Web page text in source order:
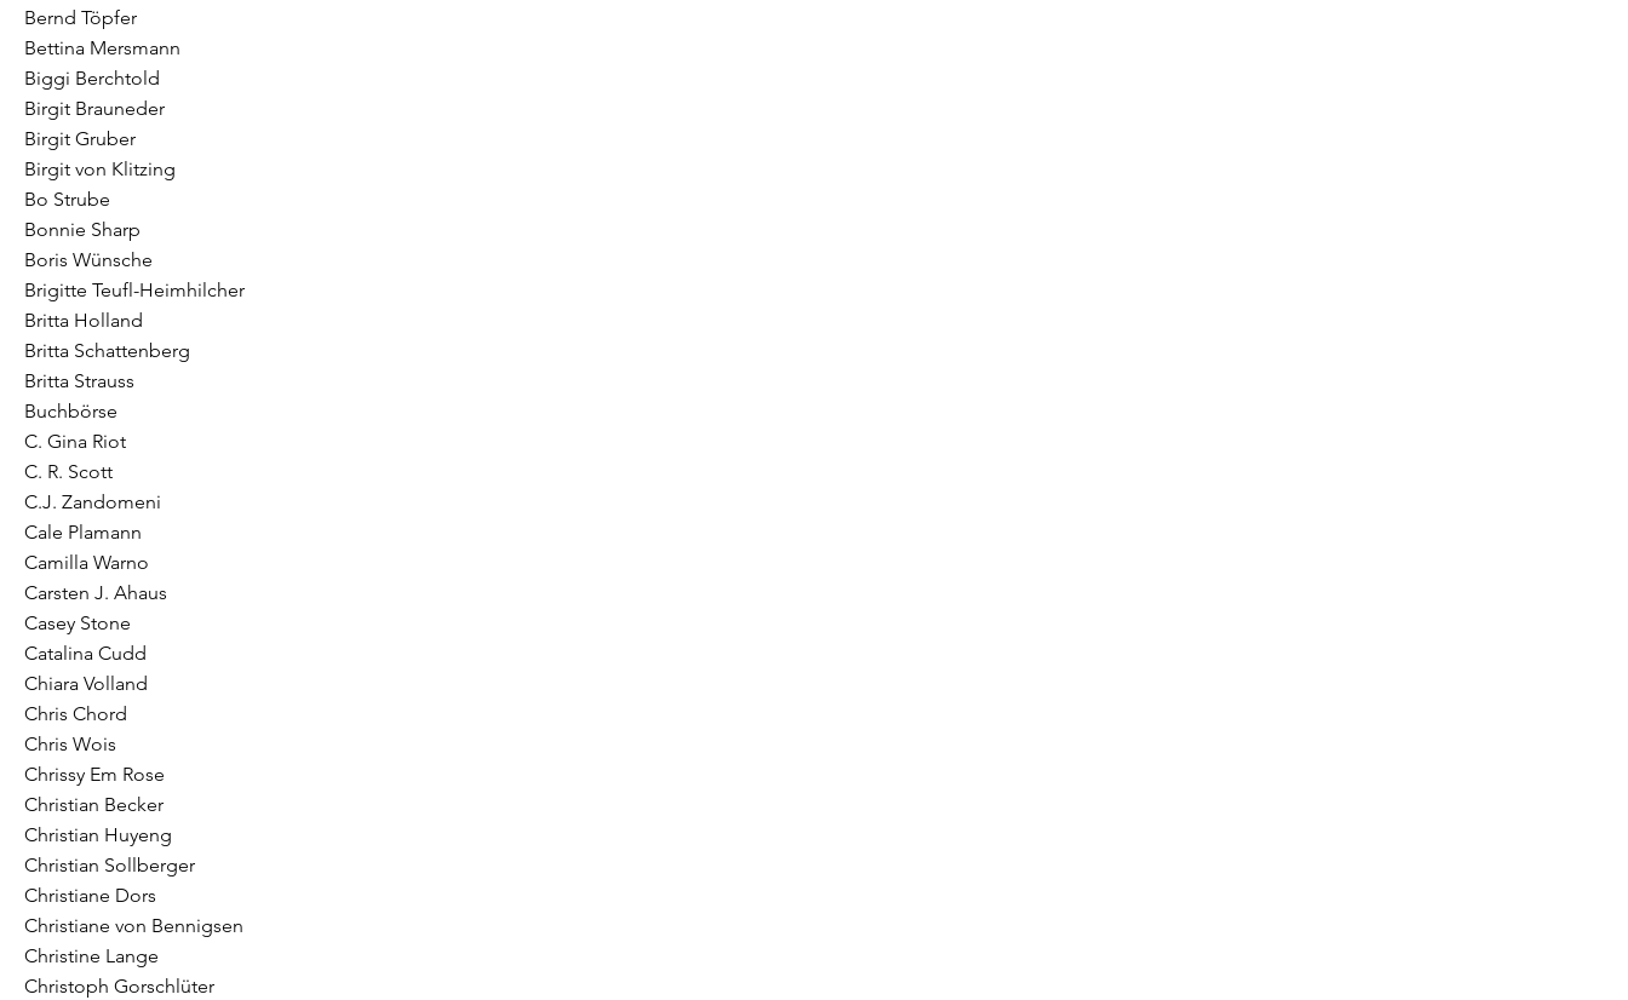
Bernd Töpfer
Bettina Mersmann
Biggi Berchtold
Birgit Brauneder
Birgit Gruber
Birgit von Klitzing
Bo Strube
Bonnie Sharp
Boris Wünsche
Brigitte Teufl-Heimhilcher
Britta Holland
Britta Schattenberg
Britta Strauss
Buchbörse
C. Gina Riot
C. R. Scott
C.J. Zandomeni
Cale Plamann
Camilla Warno
Carsten J. Ahaus
Casey Stone
Catalina Cudd
Chiara Volland
Chris Chord
Chris Wois
Chrissy Em Rose
Christian Becker
Christian Huyeng
Christian Sollberger
Christiane Dors
Christiane von Bennigsen
Christine Lange
Christoph Gorschlüter